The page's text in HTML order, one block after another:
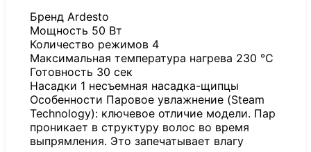
Бренд Ardesto
Мощность 50 Вт
Количество режимов 4
Максимальная температура нагрева 230 °C
Готовность 30 сек
Насадки 1 несъемная насадка-щипцы
Особенности Паровое увлажнение (Steam
Technology): ключевое отличие модели. Пар
проникает в структуру волос во время
выпрямления. Это запечатывает влагу